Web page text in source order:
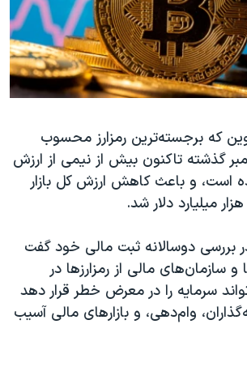
که برجسته‌ترین رمزارز محسوب
گذشته تاکنون بیش از نیمی از ارزش
است، و باعث کاهش ارزش کل بازار
بررسی دوسالانه ثبت مالی خود گفت
سازمان‌های مالی از رمزارزها در
سرمایه را در معرض خطر قرار دهد
وام‌دهی، و بازارهای مالی آسیب